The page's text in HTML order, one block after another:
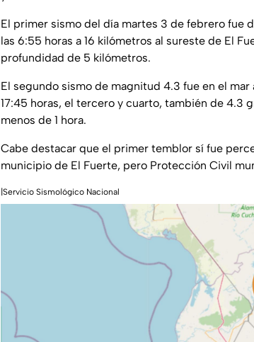
El primer sismo del día martes 3 de febrero fue
las 6:55 horas a 16 kilómetros al sureste de El
profundidad de 5 kilómetros.
El segundo sismo de magnitud 4.3 fue en el
17:45 horas, el tercero y cuarto, también de 4.3
menos de 1 hora.
Cabe destacar que el primer temblor sí fue
municipio de El Fuerte, pero Protección Civil
|Servicio Sismológico Nacional